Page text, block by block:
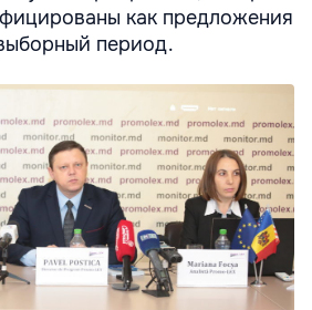
как предложения
период.